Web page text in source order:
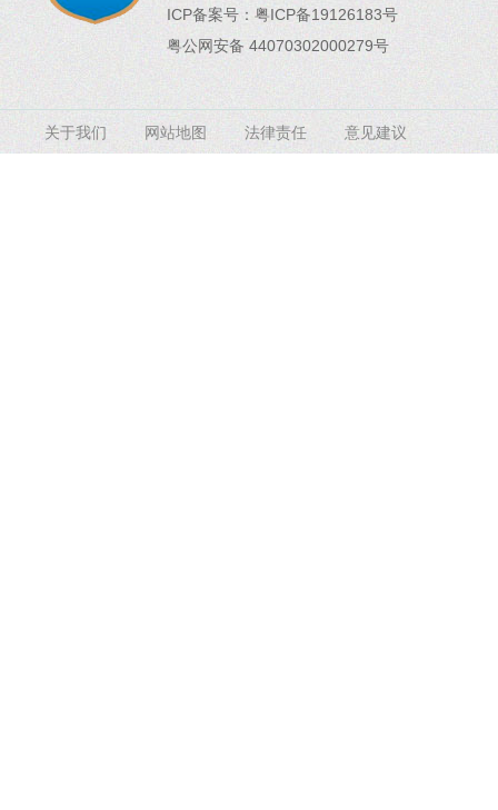
ICP备案号： 粤ICP备19126183号
粤公网安备 44070302000279号
关于我们 网站地图 法律责任 意见建议